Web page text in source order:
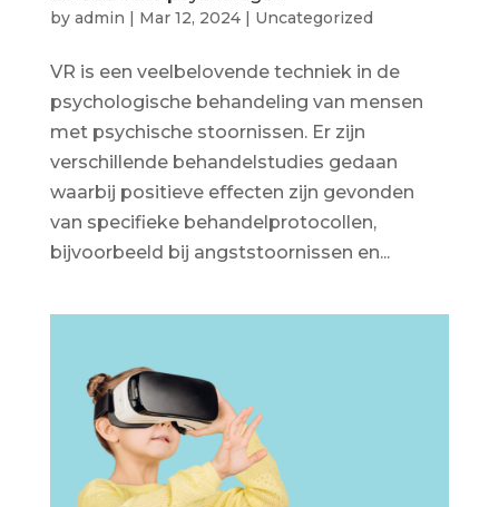
by admin | Mar 12, 2024| Uncategorized
VR is een veelbelovende techniek in de
psychologische behandeling van mensen
met psychische stoornissen. Er zijn
verschillende behandelstudies gedaan
waarbij positieve effecten zijn gevonden
van specifieke behandelprotocollen,
bijvoorbeeld bij angststoornissen en...